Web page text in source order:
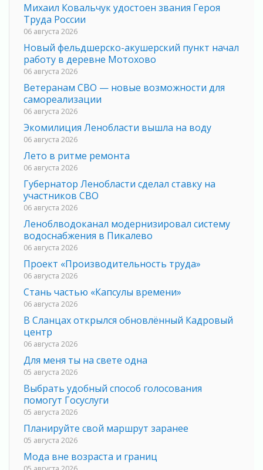
Михаил Ковальчук удостоен звания Героя
Труда России
06 августа 2026
Новый фельдшерско-акушерский пункт начал
работу в деревне Мотохово
06 августа 2026
Ветеранам СВО — новые возможности для
самореализации
06 августа 2026
Экомилиция Ленобласти вышла на воду
06 августа 2026
Лето в ритме ремонта
06 августа 2026
Губернатор Ленобласти сделал ставку на
участников СВО
06 августа 2026
Леноблводоканал модернизировал систему
водоснабжения в Пикалево
06 августа 2026
Проект «Производительность труда»
06 августа 2026
Стань частью «Капсулы времени»
06 августа 2026
В Сланцах открылся обновлённый Кадровый
центр
06 августа 2026
Для меня ты на свете одна
05 августа 2026
Выбрать удобный способ голосования
помогут Госуслуги
05 августа 2026
Планируйте свой маршрут заранее
05 августа 2026
Мода вне возраста и границ